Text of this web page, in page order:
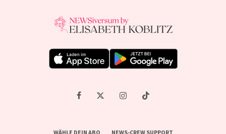
WÄHLE DEIN ABO NEWS-CREW SUPPORT